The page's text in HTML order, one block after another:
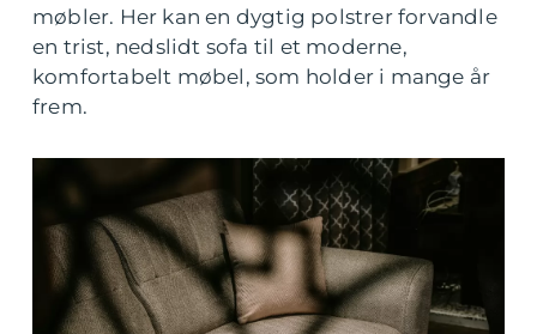
møbler. Her kan en dygtig polstrer forvandle
en trist, nedslidt sofa til et moderne,
komfortabelt møbel, som holder i mange år
frem.